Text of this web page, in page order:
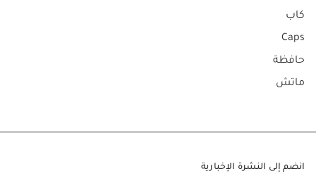
كاب
Caps
حافظة
ماتش
انضم إلى النشرة الإخبارية